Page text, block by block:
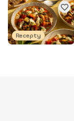
Recepty